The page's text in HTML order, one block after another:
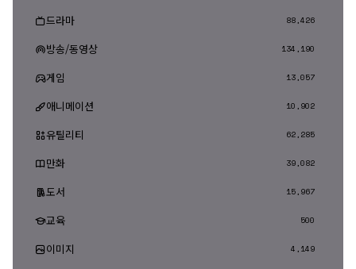
드라마 88,426
방송/동영상 134,190
게임 13,057
애니메이션 10,902
유틸리티 62,285
만화 39,082
도서 15,967
교육 500
이미지 4,149